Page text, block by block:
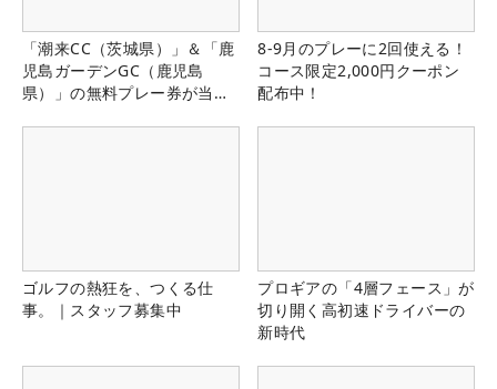
「潮来CC（茨城県）」＆「鹿
児島ガーデンGC（鹿児島
県）」の無料プレー券が当た
8-9月のプレーに2回使える！
コース限定2,000円クーポン
配布中！
ゴルフの熱狂を、つくる仕
事。｜スタッフ募集中
プロギアの「4層フェース」が
切り開く高初速ドライバーの
新時代